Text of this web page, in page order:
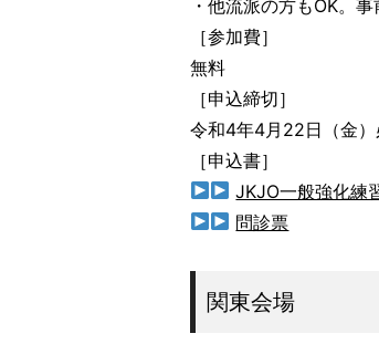
・他流派の方もOK。
［参加費］
無料
［申込締切］
令和4年4月22日（金
［申込書］
JKJO一般強化練
問診票
関東会場